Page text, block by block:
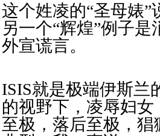
这个姓凌的“圣母婊”
另一个“辉煌”例子
外宣谎言。
ISIS就是极端伊斯兰
的视野下，凌辱妇
至极，落后至极，